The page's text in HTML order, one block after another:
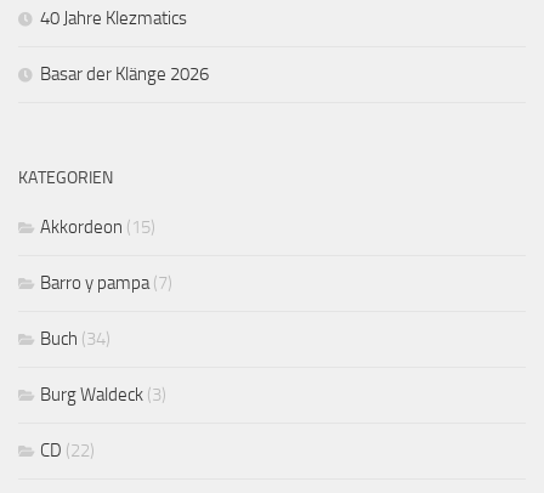
40 Jahre Klezmatics
Basar der Klänge 2026
KATEGORIEN
Akkordeon (15)
Barro y pampa (7)
Buch (34)
Burg Waldeck (3)
CD (22)